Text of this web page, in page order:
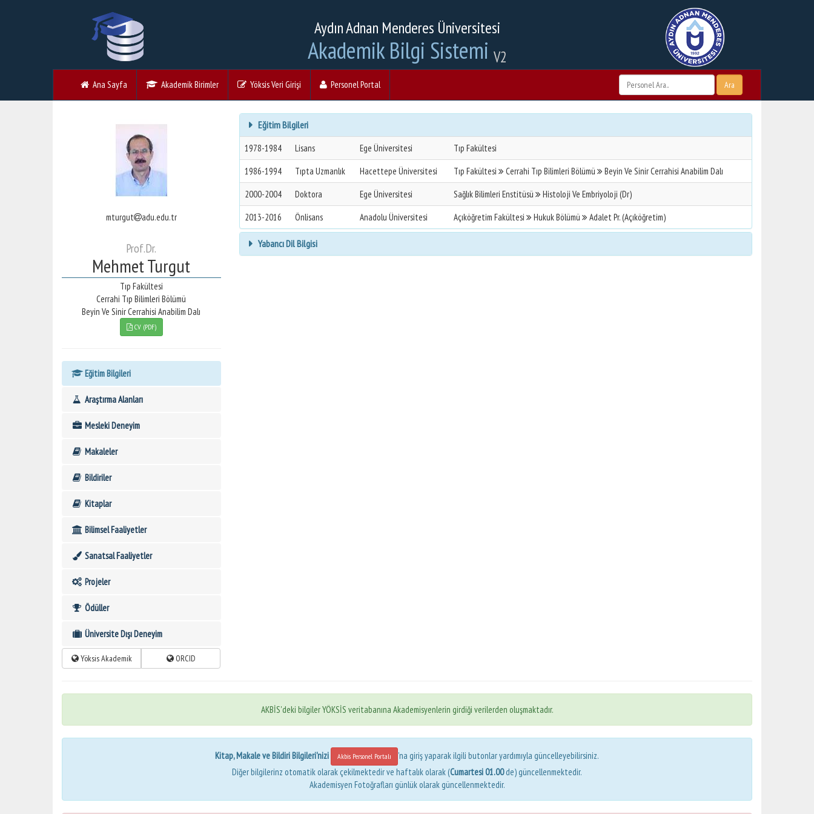
Aydın Adnan Menderes Üniversitesi
Akademik Bilgi Sistemi V2
Ana Sayfa Akademik Birimler Yöksis Veri Girişi Personel Portal Ara
mturgut adu.edu.tr
Prof.Dr.
Mehmet Turgut
Tıp Fakültesi
Cerrahi Tıp Bilimleri Bölümü
Beyin Ve Sinir Cerrahisi Anabilim Dalı
CV (PDF)
Eğitim Bilgileri
Araştırma Alanları
Mesleki Deneyim
Makaleler
Bildiriler
Kitaplar
Bilimsel Faaliyetler
Sanatsal Faaliyetler
Projeler
Ödüller
Üniversite Dışı Deneyim
Yöksis Akademik ORCID
Eğitim Bilgileri
1978-1984 Lisans Ege Üniversitesi
Tıp Fakültesi
1986-1994
Tıpta Uzmanlık Hacettepe Üniversitesi Tıp Fakültesi Cerrahi Tıp Bilimleri Bölümü
Beyin Ve Sinir Cerrahisi Anabilim Dalı
2000-2004
Doktora Ege Üniversitesi Sağlık Bilimleri Enstitüsü
Histoloji Ve Embriyoloji (Dr)
2013-2016
Önlisans Anadolu Üniversitesi Açıköğretim Fakültesi Hukuk Bölümü Adalet Pr. (Açıköğretim)
Yabancı Dil Bilgisi
AKBİS'deki bilgiler YÖKSİS veritabanına Akademisyenlerin girdiği verilerden oluşmaktadır.
Kitap, Makale ve Bildiri Bilgileri'nizi Akbis Personel Portalı
'na giriş yaparak ilgili butonlar yardımıyla güncelleyebilirsiniz.
Diğer bilgilerinz otomatik olarak çekilmektedir ve haftalık olarak (Cumartesi 01.00de) güncellenmektedir.
Akademisyen Fotoğrafları günlük olarak güncellenmektedir.